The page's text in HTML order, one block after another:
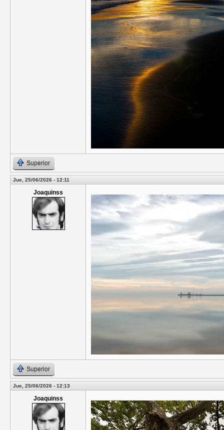
Superior
Jue, 25/06/2026 - 12:11
Joaquinss
Superior
Jue, 25/06/2026 - 12:13
Joaquinss